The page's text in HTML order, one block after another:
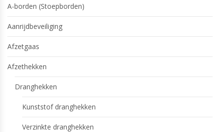
A-borden (Stoepborden)
Aanrijdbeveiliging
Afzetgaas
Afzethekken
Dranghekken
Kunststof dranghekken
Verzinkte dranghekken